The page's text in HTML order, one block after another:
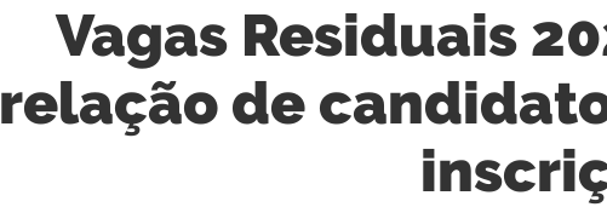
Vagas Residuais
relação de